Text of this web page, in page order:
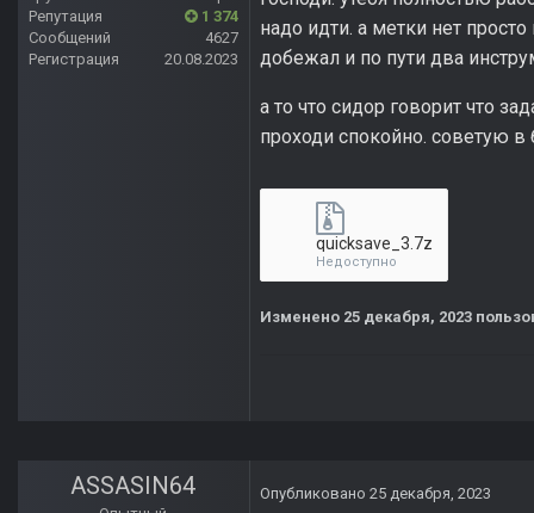
Репутация
1 374
Сообщений
4627
Регистрация
20.08.2023
надо идти. а метки нет
добежал и по пути два
а то что сидор говорит что
проходи спокойно. советую в
quicksave_3.7z
Недоступно
Изменено 25 декабря, 2023
ASSASIN64 Опубликовано 25 декабря, 2023